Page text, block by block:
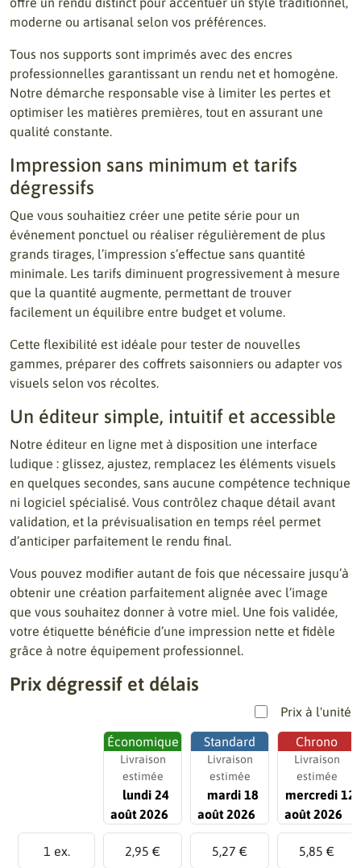
moderne ou artisanal selon vos préférences.
Tous nos supports sont imprimés avec des encres
professionnelles garantissant un rendu net et homogène.
Notre démarche responsable vise à limiter les pertes et
optimiser les matières premières, tout en assurant une
qualité constante.
Impression sans minimum et tarifs
dégressifs
Que vous souhaitiez créer une petite série pour un
événement ponctuel ou réaliser régulièrement de plus
grands tirages, l’impression s’effectue sans quantité
minimale. Les tarifs diminuent progressivement à mesure
que la quantité augmente, permettant de trouver
facilement un équilibre entre budget et volume.
Cette flexibilité est idéale pour tester de nouvelles
gammes, préparer des coffrets saisonniers ou adapter vos
visuels selon vos récoltes.
Un éditeur simple, intuitif et accessible
Notre éditeur en ligne met à disposition une interface
ludique : glissez, ajustez, remplacez les éléments visuels
en quelques secondes, sans aucune compétence technique
ni logiciel spécialisé. Vous contrôlez chaque détail avant
validation, et la prévisualisation en temps réel permet
d’anticiper parfaitement le rendu final.
Vous pouvez modifier autant de fois que nécessaire jusqu’à
obtenir une création parfaitement alignée avec l’image
que vous souhaitez donner à votre miel. Une fois validée,
votre étiquette bénéficie d’une impression nette et fidèle
grâce à notre équipement professionnel.
Prix dégressif et délais
Prix à l'unité
Économique
Livraison
estimée
lundi 24
août 2026
Standard
Livraison
estimée
mardi 18
août 2026
Chrono
Livraison
estimée
mercredi 12
août 2026
1 ex. 2,95 € 5,27 € 5,85 €